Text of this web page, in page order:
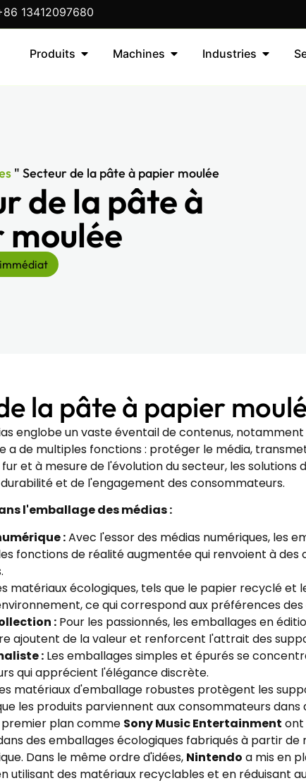
13412097680
Produits Machines Industries
" Secteur de la pâte à papier moulée
de la pâte à
la pâte à papier
englobe un vaste éventail de contenus,
a de multiples fonctions : protéger le média,
et à mesure de l'évolution du secteur, les
et de l'engagement des consommateurs.
l'emballage des médias :
:Avec l'essor des médias numériques, les
fonctions de réalité augmentée qui renvoient à
matériaux écologiques, tels que le papier recyclé et
ce qui correspond aux préférences
: Pour les passionnés, les emballages en
ajoutent de la valeur et renforcent l'attrait des
: Les emballages simples et épurés se
qui apprécient l'élégance discrète.
matériaux d'emballage robustes protègent les
les produits parviennent aux consommateurs dans
plan comme Sony Music Entertainment ont
des emballages écologiques fabriqués à partir
Dans le même ordre d'idées, Nintendo a mis en
utilisant des matériaux recyclables et en réduisant